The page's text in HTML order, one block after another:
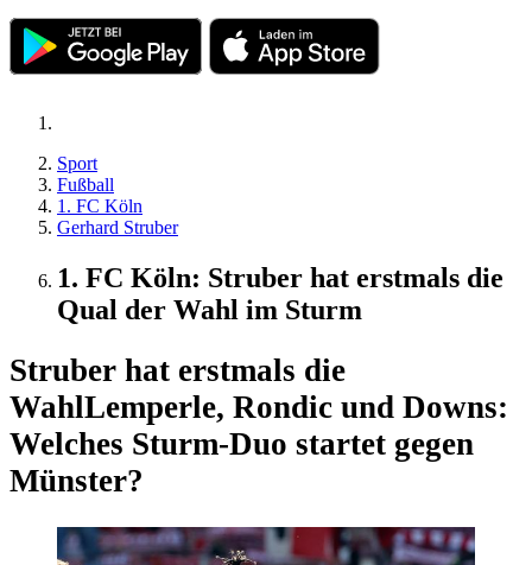
Sport
Fußball
1. FC Köln
Gerhard Struber
1. FC Köln: Struber hat erstmals die
Qual der Wahl im Sturm
Struber hat erstmals die
WahlLemperle, Rondic und Downs:
Welches Sturm-Duo startet gegen
Münster?